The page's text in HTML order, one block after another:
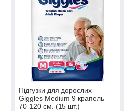
Підгузки для дорослих
Giggles Medium 9 крапель
70-120 см. (15 шт.)